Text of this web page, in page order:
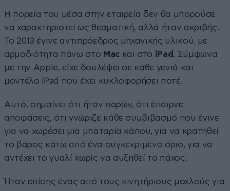
Η πορεία του μέσα στην εταιρεία δεν θα μπορούσε
να χαρακτηριστεί ως θεαματική, αλλά ήταν ακριβής.
Το 2013 έγινε αντιπρόεδρος μηχανικής υλικού, με
αρμοδιότητα πάνω στο Mac και στο iPad. Σύμφωνα
με την Apple, είχε δουλέψει σε κάθε γενιά και
μοντέλο iPad που έχει κυκλοφορήσει ποτέ.
Αυτό, σημαίνει ότι ήταν παρών, ότι έπαιρνε
αποφάσεις, ότι γνώριζε κάθε συμβιβασμό που έγινε
για να χωρέσει μια μπαταρία κάπου, για να κρατηθεί
το βάρος κάτω από ένα συγκεκριμένο όριο, για να
αντέχει το γυαλί χωρίς να αυξηθεί το πάχος.
Ήταν επίσης ένας από τους κινητήριους μοχλούς για